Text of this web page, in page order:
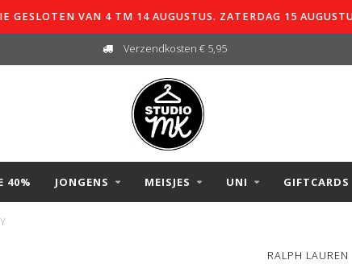
GESLOTEN VAN 4 TM 14 AUGUSTUS. ZATERDAG 15
Verzendkosten € 5,95
40% JONGENS MEISJES UNI GIFTCARDS
RALPH LAUREN